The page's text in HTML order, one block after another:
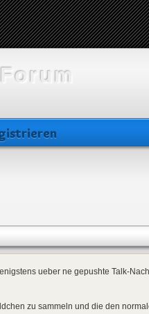
ueber ne gepushte Talk-
zu sammeln und die den